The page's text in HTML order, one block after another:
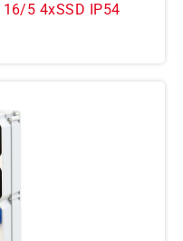
5 4xSSD IP54